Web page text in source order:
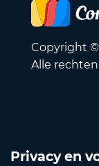
Copyright ©
Alle
Privacy en